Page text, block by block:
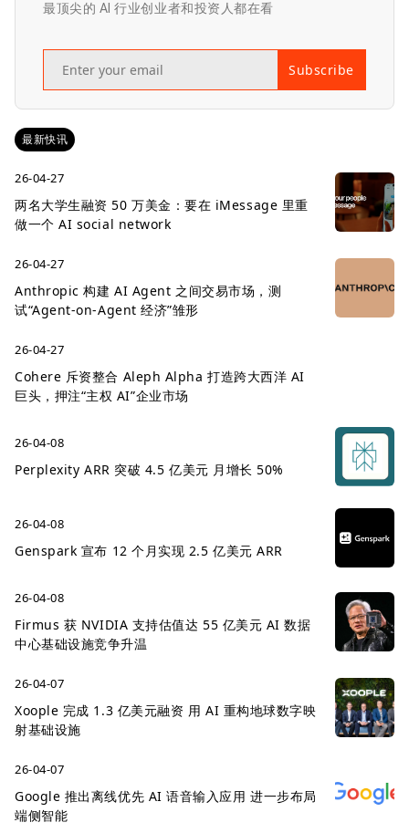
最顶尖的 AI 行业创业者和投资人都在看
Subscribe
最新快讯
26-04-27
两名大学生融资 50 万美金：要在 iMessage 里重
做一个 AI social network
26-04-27
Anthropic 构建 AI Agent 之间交易市场，测
试“Agent-on-Agent 经济”雏形
26-04-27
Cohere 斥资整合 Aleph Alpha 打造跨大西洋 AI
巨头，押注“主权 AI”企业市场
26-04-08
Perplexity ARR 突破 4.5 亿美元 月增长 50%
26-04-08
Genspark 宣布 12 个月实现 2.5 亿美元 ARR
26-04-08
Firmus 获 NVIDIA 支持估值达 55 亿美元 AI 数据
中心基础设施竞争升温
26-04-07
Xoople 完成 1.3 亿美元融资 用 AI 重构地球数字映
射基础设施
26-04-07
Google 推出离线优先 AI 语音输入应用 进一步布局
端侧智能